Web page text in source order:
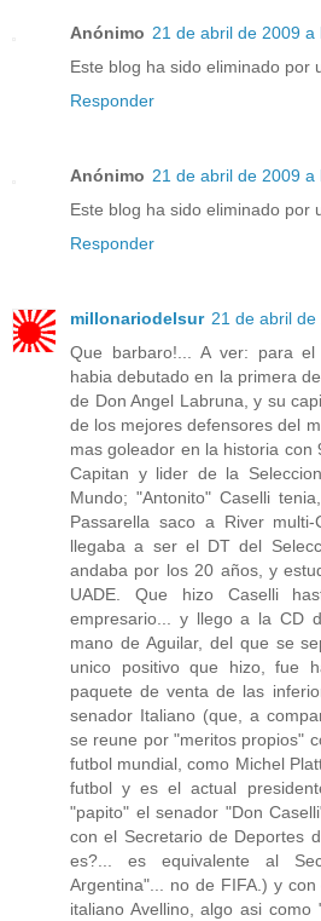
Anónimo 21 de abril de 2009 a
Este blog ha sido eliminado por
Responder
Anónimo 21 de abril de 2009 a
Este blog ha sido eliminado por
Responder
millonariodelsur 21 de abril de
Que barbaro!... A ver: para
habia debutado en la primera
de Don Angel Labruna, y su
de los mejores defensores del
mas goleador en la historia con
Capitan y lider de la
Mundo; "Antonito" Caselli
Passarella saco a River
llegaba a ser el DT del
andaba por los 20 años, y
UADE. Que hizo Caselli
empresario... y llego a la CD
mano de Aguilar, del que se
unico positivo que hizo, fue
paquete de venta de las
senador Italiano (que, a
se reune por "meritos propios"
futbol mundial, como Michel
futbol y es el actual
"papito" el senador "Don
con el Secretario de Deportes
es?... es equivalente al
Argentina"... no de FIFA.) y
italiano Avellino, algo asi como